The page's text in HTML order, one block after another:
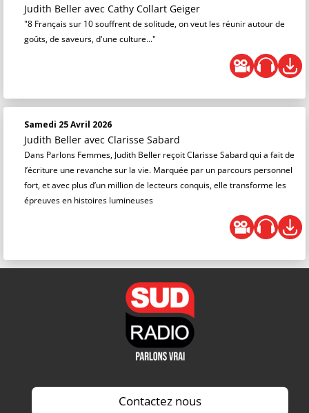
Judith Beller avec Cathy Collart Geiger
"8 Français sur 10 souffrent de solitude, on veut les réunir autour de
goûts, de saveurs, d'une culture..."
Samedi 25 Avril 2026
Judith Beller avec Clarisse Sabard
Dans Parlons Femmes, Judith Beller reçoit Clarisse Sabard qui a fait de
l’écriture une revanche sur la vie. Marquée par un parcours personnel
fort, et avec plus d’un million de lecteurs conquis, elle transforme les
épreuves en histoires lumineuses
Contactez nous